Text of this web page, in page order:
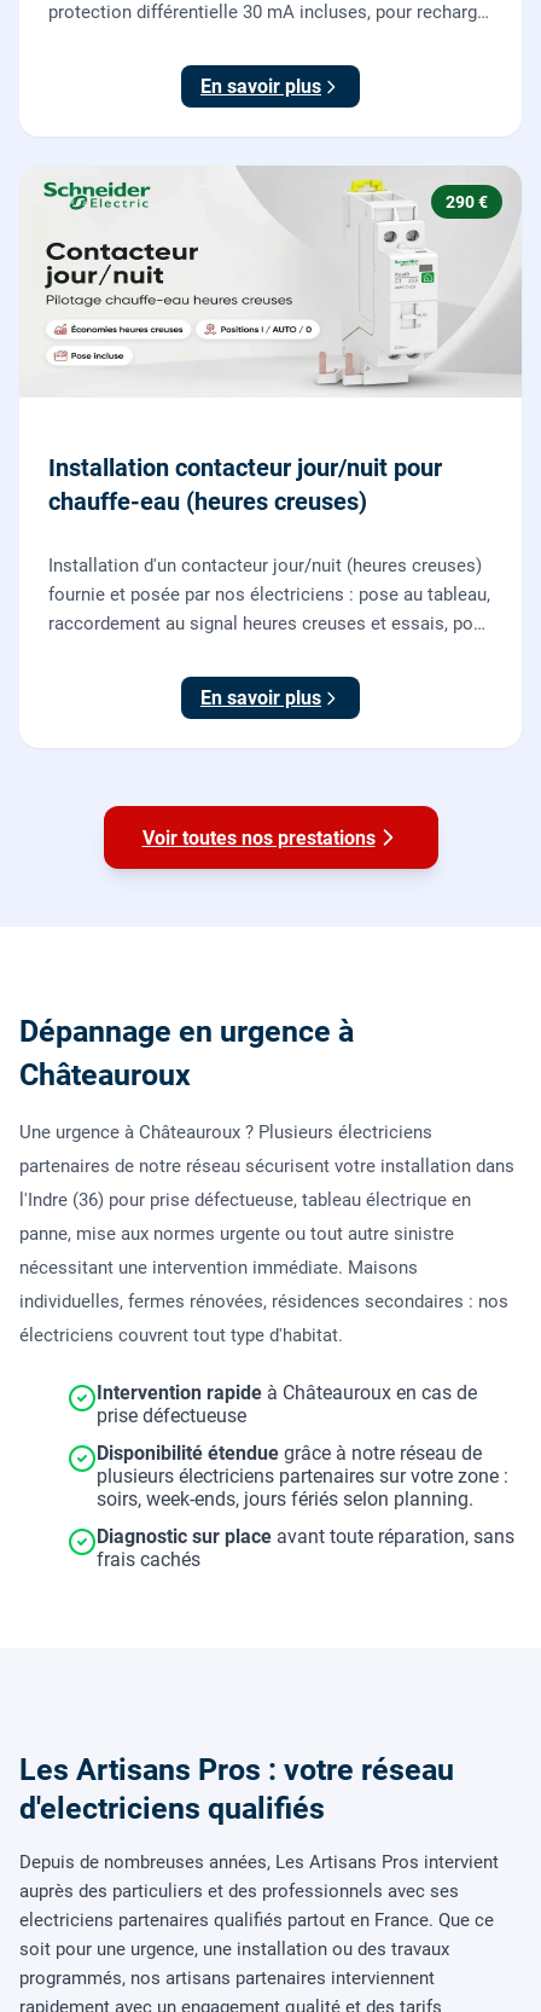
protection différentielle 30 mA incluses, pour recharger
En savoir plus
290 €
Installation contacteur jour/nuit pour
chauffe-eau (heures creuses)
Installation d'un contacteur jour/nuit (heures creuses)
fournie et posée par nos électriciens : pose au tableau,
raccordement au signal heures creuses et essais, pour
En savoir plus
Voir toutes nos prestations
Dépannage en urgence à
Châteauroux
Une urgence à Châteauroux ? Plusieurs électriciens
partenaires de notre réseau sécurisent votre installation dans
l'Indre (36) pour prise défectueuse, tableau électrique en
panne, mise aux normes urgente ou tout autre sinistre
nécessitant une intervention immédiate. Maisons
individuelles, fermes rénovées, résidences secondaires : nos
électriciens couvrent tout type d'habitat.
Intervention rapide à Châteauroux en cas de
prise défectueuse
Disponibilité étendue grâce à notre réseau de
plusieurs électriciens partenaires sur votre zone :
soirs, week-ends, jours fériés selon planning.
Diagnostic sur place avant toute réparation, sans
frais cachés
Les Artisans Pros : votre réseau
d'electriciens qualifiés
Depuis de nombreuses années, Les Artisans Pros intervient
auprès des particuliers et des professionnels avec ses
electriciens partenaires qualifiés partout en France. Que ce
soit pour une urgence, une installation ou des travaux
programmés, nos artisans partenaires interviennent
rapidement avec un engagement qualité et des tarifs